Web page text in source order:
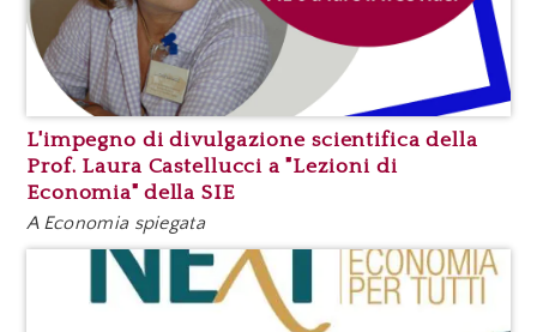
L'impegno di divulgazione scientifica della
Prof. Laura Castellucci a "Lezioni di
Economia" della SIE
A Economia spiegata